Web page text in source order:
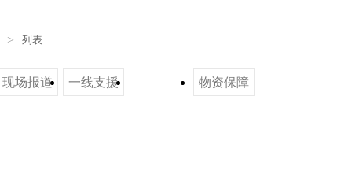
> 列表
现场报道 一线支援 本地防控 物资保障